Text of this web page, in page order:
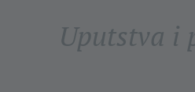
Uputstva i